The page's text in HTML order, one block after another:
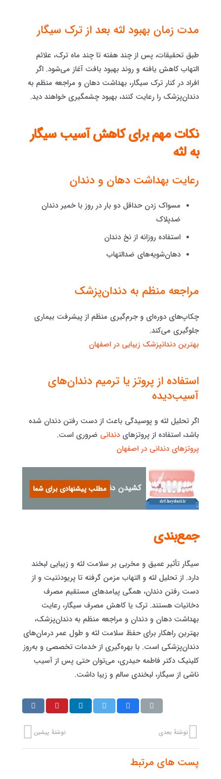
مدت زمان بهبود لثه بعد از ترک سیگار
طبق تحقیقات، پس از چند هفته تا چند ماه ترک، علائم
التهاب کاهش یافته و روند بهبود بافت آغاز می‌شود. اگر
افراد در کنار ترک سیگار، بهداشت دهان و مراجعه منظم به
دندان‌پزشک را رعایت کنند، بهبود چشمگیری خواهند دید.
نکات مهم برای کاهش آسیب سیگار
به لثه
رعایت بهداشت دهان و دندان
مسواک زدن حداقل دو بار در روز با خمیر دندان
ضدپلاک
استفاده روزانه از نخ دندان
دهان‌شویه‌های ضدالتهاب
مراجعه منظم به دندان‌پزشک
چکاپ‌های دوره‌ای و جرم‌گیری منظم از پیشرفت بیماری
جلوگیری می‌کند.
بهترین دندانپزشک زیبایی در اصفهان
استفاده از پروتز یا ترمیم دندان‌های
آسیب‌دیده
اگر تحلیل لثه و پوسیدگی باعث از دست رفتن دندان شده
باشد، استفاده از پروتزهای دندانی ضروری است.
پروتزهای دندانی در اصفهان
کشیدن دندان نهفته کودکان
مطلب پیشنهادی برای شما
جمع‌بندی
سیگار تأثیر عمیق و مخربی بر سلامت لثه و زیبایی لبخند
دارد. از تحلیل لثه و التهاب مزمن گرفته تا پریودنتیت و از
دست رفتن دندان، همگی پیامدهای مستقیم مصرف
دخانیات هستند. ترک یا کاهش مصرف سیگار، رعایت
بهداشت دهان و دندان و مراجعه منظم به دندان‌پزشک،
بهترین راهکار برای حفظ سلامت لثه و طول عمر درمان‌های
دندان‌پزشکی است. با بهره‌گیری از خدمات تخصصی و به‌روز
کلینیک دکتر فاطمه حیدری، می‌توان حتی پس از آسیب
ناشی از سیگار، لبخندی سالم و زیبا داشت.
نوشتهٔ پیشین نوشتهٔ بعدی
پست های مرتبط